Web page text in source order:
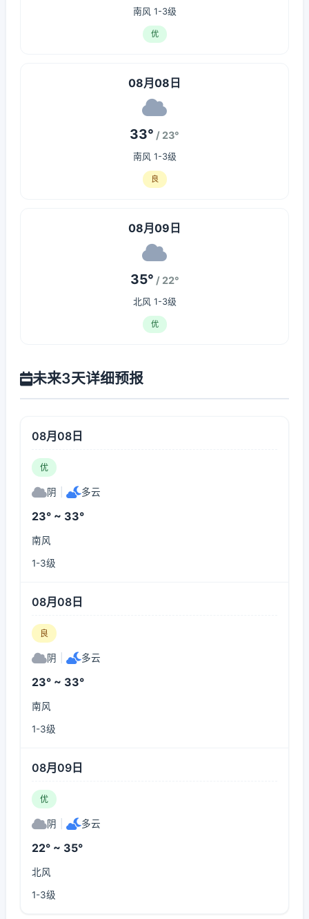
南风 1-3级
优
08月08日
33° / 23°
南风 1-3级
良
08月09日
35° / 22°
北风 1-3级
优
未来3天详细预报
08月08日
优
阴 多云
23° ~ 33°
南风
1-3级
08月08日
良
阴 多云
23° ~ 33°
南风
1-3级
08月09日
优
阴 多云
22° ~ 35°
北风
1-3级